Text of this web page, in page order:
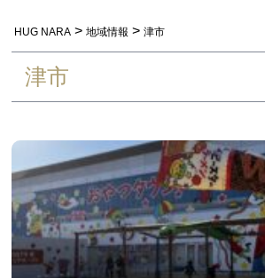
HUG NARA > 地域情報 > 津市
津市